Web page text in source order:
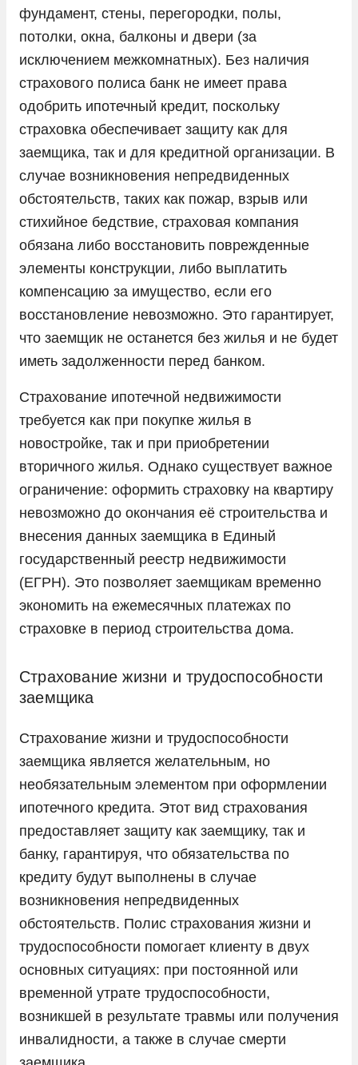
фундамент, стены, перегородки, полы,
потолки, окна, балконы и двери (за
исключением межкомнатных). Без наличия
страхового полиса банк не имеет права
одобрить ипотечный кредит, поскольку
страховка обеспечивает защиту как для
заемщика, так и для кредитной организации. В
случае возникновения непредвиденных
обстоятельств, таких как пожар, взрыв или
стихийное бедствие, страховая компания
обязана либо восстановить поврежденные
элементы конструкции, либо выплатить
компенсацию за имущество, если его
восстановление невозможно. Это гарантирует,
что заемщик не останется без жилья и не будет
иметь задолженности перед банком.
Страхование ипотечной недвижимости
требуется как при покупке жилья в
новостройке, так и при приобретении
вторичного жилья. Однако существует важное
ограничение: оформить страховку на квартиру
невозможно до окончания её строительства и
внесения данных заемщика в Единый
государственный реестр недвижимости
(ЕГРН). Это позволяет заемщикам временно
экономить на ежемесячных платежах по
страховке в период строительства дома.
Страхование жизни и трудоспособности
заемщика
Страхование жизни и трудоспособности
заемщика является желательным, но
необязательным элементом при оформлении
ипотечного кредита. Этот вид страхования
предоставляет защиту как заемщику, так и
банку, гарантируя, что обязательства по
кредиту будут выполнены в случае
возникновения непредвиденных
обстоятельств. Полис страхования жизни и
трудоспособности помогает клиенту в двух
основных ситуациях: при постоянной или
временной утрате трудоспособности,
возникшей в результате травмы или получения
инвалидности, а также в случае смерти